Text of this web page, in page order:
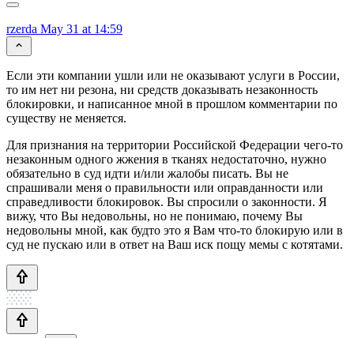
rzerda May 31 at 14:59
Если эти компании ушли или не оказывают услуги в России,
то им нет ни резона, ни средств доказывать незаконность
блокировки, и написанное мной в прошлом комментарии по
существу не меняется.
Для признания на территории Российской Федерации чего-то
незаконным одного жжения в тканях недостаточно, нужно
обязательно в суд идти и/или жалобы писать. Вы не
спрашивали меня о правильности или оправданности или
справедливости блокировок. Вы спросили о законности. Я
вижу, что Вы недовольны, но не понимаю, почему Вы
недовольны мной, как будто это я Вам что-то блокирую или в
суд не пускаю или в ответ на Ваш иск пощу мемы с котятами.